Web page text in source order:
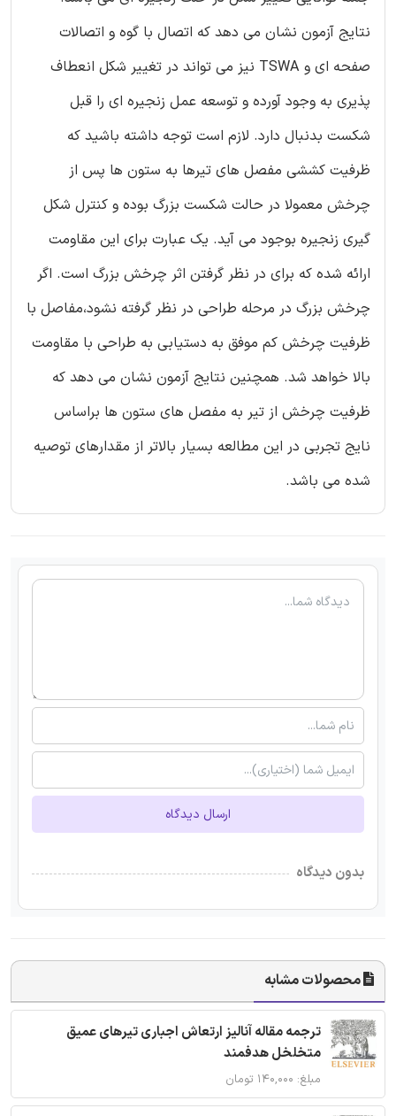
نتایج آزمون نشان می دهد که اتصال با گوه و اتصالات
صفحه ای و TSWA نیز می تواند در تغییر شکل انعطاف
پذیری به وجود آورده و توسعه عمل زنجیره ای را قبل
شکست بدنبال دارد. لازم است توجه داشته باشید که
ظرفیت کششی مفصل های تیرها به ستون ها پس از
چرخش معمولا در حالت شکست بزرگ بوده و کنترل شکل
گیری زنجیره بوجود می آید. یک عبارت برای این مقاومت
ارائه شده که برای در نظر گرفتن اثر چرخش بزرگ است. اگر
چرخش بزرگ در مرحله طراحی در نظر گرفته نشود،مفاصل با
ظرفیت چرخش کم موفق به دستیابی به طراحی با مقاومت
بالا خواهد شد. همچنین نتایج آزمون نشان می دهد که
ظرفیت چرخش از تیر به مفصل های ستون ها براساس
نایج تجربی در این مطالعه بسیار بالاتر از مقدارهای توصیه
شده می باشد.
ارسال دیدگاه
بدون دیدگاه
محصولات مشابه
ترجمه مقاله آنالیز ارتعاش اجباری تیرهای عمیق
متخلخل هدفمند
مبلغ: ۱۴۰,۰۰۰ تومان